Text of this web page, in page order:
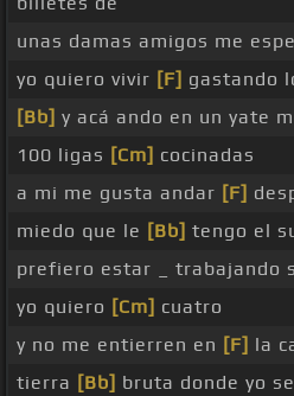
unas damas amigos me
yo quiero vivir [F] gastando
[Bb] y acá ando en un yate
100 ligas [Cm] cocinadas
a mi me gusta andar [F]
miedo que le [Bb] tengo el
prefiero estar _ trabajando
yo quiero [Cm] cuatro
y no me entierren en [F] la
tierra [Bb] bruta donde yo